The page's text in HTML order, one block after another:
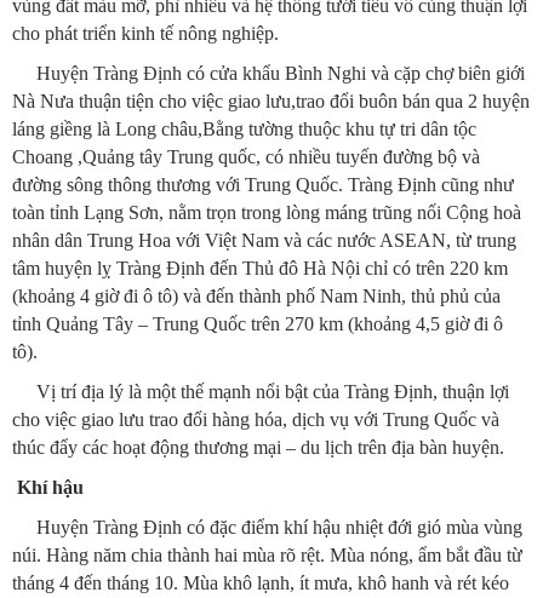
vùng đất màu mỡ, phì nhiêu và hệ thống tưới tiêu vô cùng thuận lợi
cho phát triển kinh tế nông nghiệp.
Huyện Tràng Định có cửa khẩu Bình Nghi và cặp chợ biên giới
Nà Nưa thuận tiện cho việc giao lưu,trao đổi buôn bán qua 2 huyện
láng giềng là Long châu,Bằng tường thuộc khu tự tri dân tộc
Choang ,Quảng tây Trung quốc, có nhiều tuyến đường bộ và
đường sông thông thương với Trung Quốc. Tràng Định cũng như
toàn tỉnh Lạng Sơn, nằm trọn trong lòng máng trũng nối Cộng hoà
nhân dân Trung Hoa với Việt Nam và các nước ASEAN, từ trung
tâm huyện lỵ Tràng Định đến Thủ đô Hà Nội chỉ có trên 220 km
(khoảng 4 giờ đi ô tô) và đến thành phố Nam Ninh, thủ phủ của
tỉnh Quảng Tây – Trung Quốc trên 270 km (khoảng 4,5 giờ đi ô
tô).
Vị trí địa lý là một thế mạnh nổi bật của Tràng Định, thuận lợi
cho việc giao lưu trao đổi hàng hóa, dịch vụ với Trung Quốc và
thúc đẩy các hoạt động thương mại – du lịch trên địa bàn huyện.
Khí hậu
Huyện Tràng Định có đặc điểm khí hậu nhiệt đới gió mùa vùng
núi. Hàng năm chia thành hai mùa rõ rệt. Mùa nóng, ẩm bắt đầu từ
tháng 4 đến tháng 10. Mùa khô lạnh, ít mưa, khô hanh và rét kéo